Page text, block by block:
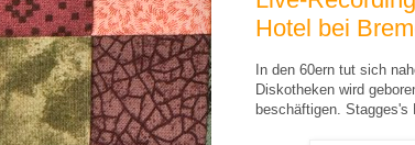
Hotel bei
In den 60ern tut sich
Diskotheken wird
beschäftigen. Stagges's